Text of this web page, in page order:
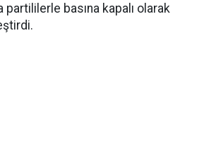
partililerle basına kapalı olarak